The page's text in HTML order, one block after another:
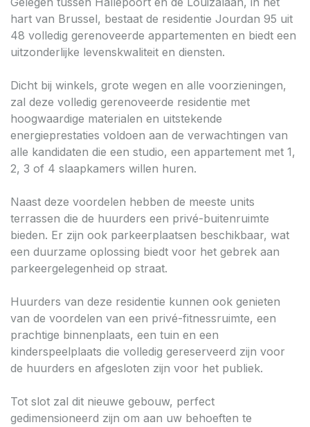
hart van Brussel, bestaat de residentie Jourdan 95 uit
48 volledig gerenoveerde appartementen en biedt een
uitzonderlijke levenskwaliteit en diensten.
Dicht bij winkels, grote wegen en alle voorzieningen,
zal deze volledig gerenoveerde residentie met
hoogwaardige materialen en uitstekende
energieprestaties voldoen aan de verwachtingen van
alle kandidaten die een studio, een appartement met 1,
2, 3 of 4 slaapkamers willen huren.
Naast deze voordelen hebben de meeste units
terrassen die de huurders een privé-buitenruimte
bieden. Er zijn ook parkeerplaatsen beschikbaar, wat
een duurzame oplossing biedt voor het gebrek aan
parkeergelegenheid op straat.
Huurders van deze residentie kunnen ook genieten
van de voordelen van een privé-fitnessruimte, een
prachtige binnenplaats, een tuin en een
kinderspeelplaats die volledig gereserveerd zijn voor
de huurders en afgesloten zijn voor het publiek.
Tot slot zal dit nieuwe gebouw, perfect
gedimensioneerd zijn om aan uw behoeften te